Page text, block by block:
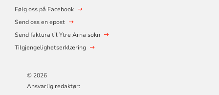
Følg oss på Facebook
Send oss en epost
Send faktura til Ytre Arna sokn
Tilgjengelighetserklæring
© 2026
Ansvarlig redaktør: